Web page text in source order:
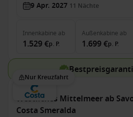
9 Apr. 2027 11 Nächte
Innenkabine ab
1.529 €p. P.
Außenkabine ab
1.699 €p. P.
Nur Kreuzfahrt
Westliches Mittelmeer ab
Costa Smeralda